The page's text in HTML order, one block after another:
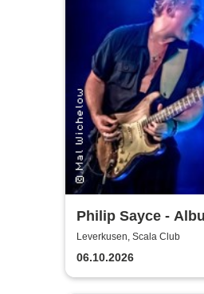
Philip Sayce -
EU Tour 2026
Leverkusen, Scala Club
06.10.2026